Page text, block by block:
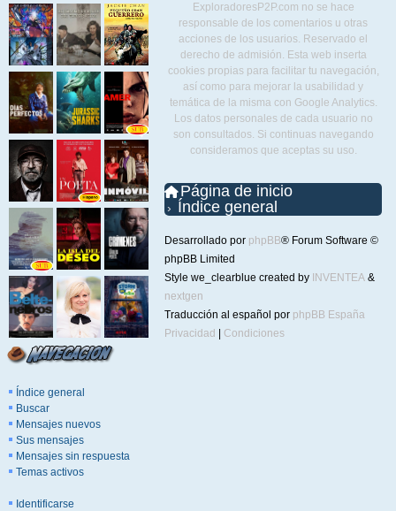
Índice general
Buscar
Mensajes nuevos
Sus mensajes
Mensajes sin respuesta
Temas activos
Identificarse
ExploradoresP2P.com no se hace
responsable de los comentarios u otras
acciones de los usuarios. Reservado el
derecho de admisión. Esta web inserta
cookies propias para facilitar tu navegación,
así como para mejorar la usabilidad y
temática de la misma con Google Analytics.
Los datos personales de cada usuario no
son consultados. Si continuas navegando
consideramos que aceptas su uso.
Página de inicio
Índice general
Desarrollado por phpBB® Forum Software ©
phpBB Limited
Style we_clearblue created by INVENTEA &
nextgen
Traducción al español por phpBB España
Privacidad
Condiciones